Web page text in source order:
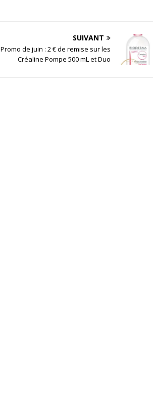
SUIVANT
Promo de juin : 2 € de remise sur les
Créaline Pompe 500 mL et Duo